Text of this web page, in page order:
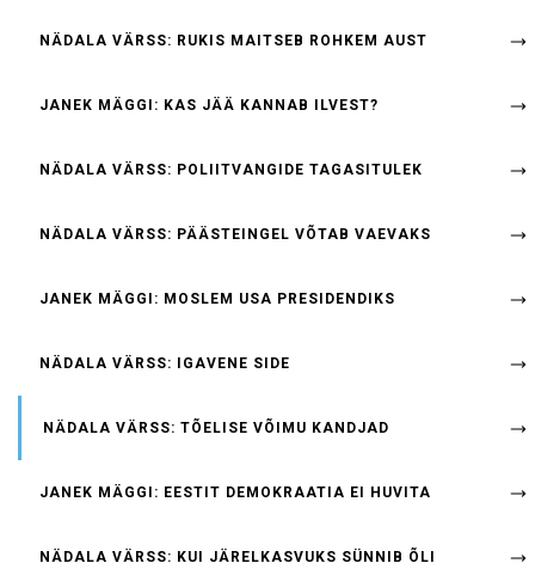
NÄDALA VÄRSS: RUKIS MAITSEB ROHKEM AUST
JANEK MÄGGI: KAS JÄÄ KANNAB ILVEST?
NÄDALA VÄRSS: POLIITVANGIDE TAGASITULEK
NÄDALA VÄRSS: PÄÄSTEINGEL VÕTAB VAEVAKS
JANEK MÄGGI: MOSLEM USA PRESIDENDIKS
NÄDALA VÄRSS: IGAVENE SIDE
NÄDALA VÄRSS: TÕELISE VÕIMU KANDJAD
JANEK MÄGGI: EESTIT DEMOKRAATIA EI HUVITA
NÄDALA VÄRSS: KUI JÄRELKASVUKS SÜNNIB ÕLI